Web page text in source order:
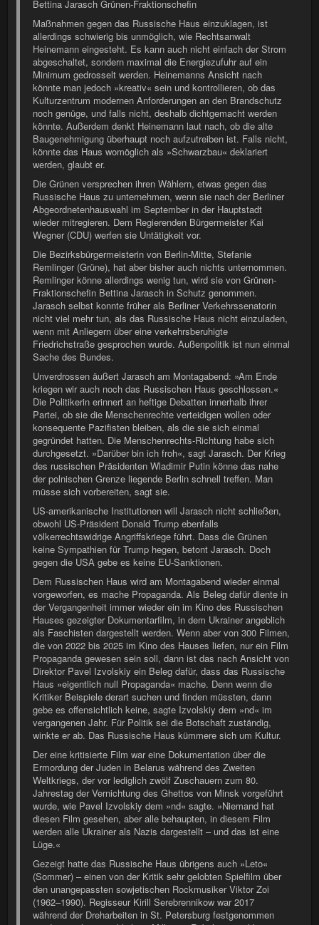
Bettina Jarasch Grünen-Fraktionschefin
Maßnahmen gegen das Russische Haus einzuklagen, ist
allerdings schwierig bis unmöglich, wie Rechtsanwalt
Heinemann eingesteht. Es kann auch nicht einfach der Strom
abgeschaltet, sondern maximal die Energiezufuhr auf ein
Minimum gedrosselt werden. Heinemanns Ansicht nach
könnte man jedoch »kreativ« sein und kontrollieren, ob das
Kulturzentrum modernen Anforderungen an den Brandschutz
noch genüge, und falls nicht, deshalb dichtgemacht werden
könnte. Außerdem denkt Heinemann laut nach, ob die alte
Baugenehmigung überhaupt noch aufzutreiben ist. Falls nicht,
könnte das Haus womöglich als »Schwarzbau« deklariert
werden, glaubt er.
Die Grünen versprechen ihren Wählern, etwas gegen das
Russische Haus zu unternehmen, wenn sie nach der Berliner
Abgeordnetenhauswahl im September in der Hauptstadt
wieder mitregieren. Dem Regierenden Bürgermeister Kai
Wegner (CDU) werfen sie Untätigkeit vor.
Die Bezirksbürgermeisterin von Berlin-Mitte, Stefanie
Remlinger (Grüne), hat aber bisher auch nichts unternommen.
Remlinger könne allerdings wenig tun, wird sie von Grünen-
Fraktionschefin Bettina Jarasch in Schutz genommen.
Jarasch selbst konnte früher als Berliner Verkehrssenatorin
nicht viel mehr tun, als das Russische Haus nicht einzuladen,
wenn mit Anliegern über eine verkehrsberuhigte
Friedrichstraße gesprochen wurde. Außenpolitik ist nun einmal
Sache des Bundes.
Unverdrossen äußert Jarasch am Montagabend: »Am Ende
kriegen wir auch noch das Russischen Haus geschlossen.«
Die Politikerin erinnert an heftige Debatten innerhalb ihrer
Partei, ob sie die Menschenrechte verteidigen wollen oder
konsequente Pazifisten bleiben, als die sie sich einmal
gegründet hatten. Die Menschenrechts-Richtung habe sich
durchgesetzt. »Darüber bin ich froh«, sagt Jarasch. Der Krieg
des russischen Präsidenten Wladimir Putin könne das nahe
der polnischen Grenze liegende Berlin schnell treffen. Man
müsse sich vorbereiten, sagt sie.
US-amerikanische Institutionen will Jarasch nicht schließen,
obwohl US-Präsident Donald Trump ebenfalls
völkerrechtswidrige Angriffskriege führt. Dass die Grünen
keine Sympathien für Trump hegen, betont Jarasch. Doch
gegen die USA gebe es keine EU-Sanktionen.
Dem Russischen Haus wird am Montagabend wieder einmal
vorgeworfen, es mache Propaganda. Als Beleg dafür diente in
der Vergangenheit immer wieder ein im Kino des Russischen
Hauses gezeigter Dokumentarfilm, in dem Ukrainer angeblich
als Faschisten dargestellt werden. Wenn aber von 300 Filmen,
die von 2022 bis 2025 im Kino des Hauses liefen, nur ein Film
Propaganda gewesen sein soll, dann ist das nach Ansicht von
Direktor Pavel Izvolskiy ein Beleg dafür, dass das Russische
Haus »eigentlich null Propaganda« mache. Denn wenn die
Kritiker Beispiele derart suchen und finden müssten, dann
gebe es offensichtlich keine, sagte Izvolskiy dem »nd« im
vergangenen Jahr. Für Politik sei die Botschaft zuständig,
winkte er ab. Das Russische Haus kümmere sich um Kultur.
Der eine kritisierte Film war eine Dokumentation über die
Ermordung der Juden in Belarus während des Zweiten
Weltkriegs, der vor lediglich zwölf Zuschauern zum 80.
Jahrestag der Vernichtung des Ghettos von Minsk vorgeführt
wurde, wie Pavel Izvolskiy dem »nd« sagte. »Niemand hat
diesen Film gesehen, aber alle behaupten, in diesem Film
werden alle Ukrainer als Nazis dargestellt – und das ist eine
Lüge.«
Gezeigt hatte das Russische Haus übrigens auch »Leto«
(Sommer) – einen von der Kritik sehr gelobten Spielfilm über
den unangepassten sowjetischen Rockmusiker Viktor Zoi
(1962–1990). Regisseur Kirill Serebrennikow war 2017
während der Dreharbeiten in St. Petersburg festgenommen